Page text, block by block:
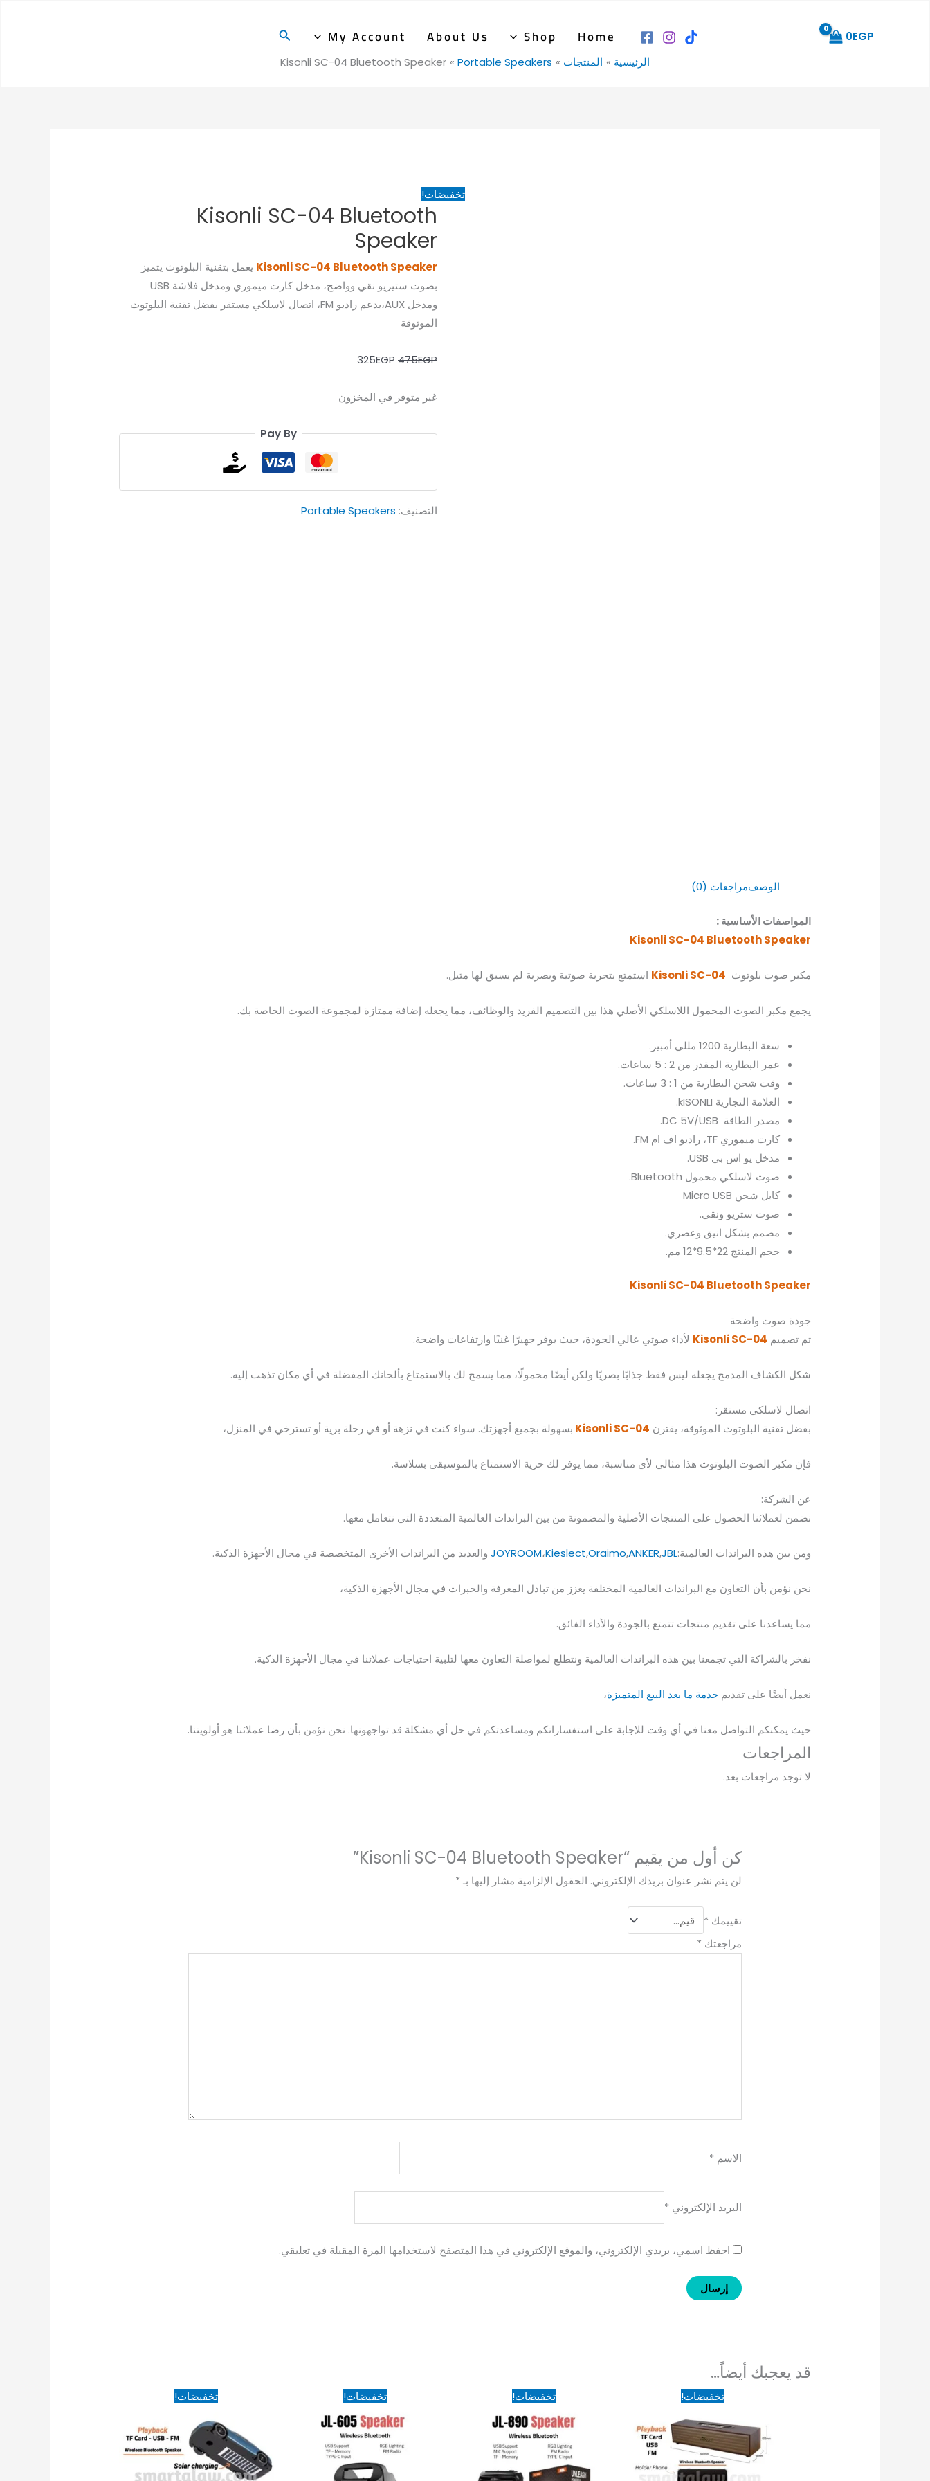
0EGP
Home
Shop
About Us
My Account البحث
الرئيسية المنتجات Portable Speakers
Kisonli SC-04 Bluetooth Speaker
تخفيضات!
Kisonli SC-04 Bluetooth
Speaker
Kisonli SC-04 Bluetooth Speaker يعمل بتقنية البلوتوث يتميز
بصوت ستيريو نقي وواضح، مدخل كارت ميموري ومدخل فلاشة USB
ومدخل AUX،يدعم راديو FM، اتصال لاسلكي مستقر بفضل تقنية البلوتوث
الموثوقة
475EGP
475EGP.
325EGP
325EGP.
غير متوفر في المخزون
Pay By
التصنيف: Portable Speakers
الوصفمراجعات (0)
المواصفات الأساسية :
Kisonli SC-04 Bluetooth Speaker
مكبر صوت بلوتوث KisonliSC-04 استمتع بتجربة صوتية وبصرية لم يسبق لها مثيل.
يجمع مكبر الصوت المحمول اللاسلكي الأصلي هذا بين التصميم الفريد والوظائف، مما يجعله إضافة ممتازة لمجموعة الصوت الخاصة بك.
سعة البطارية 1200 مللي أمبير.
عمر البطارية المقدر من 2 : 5 ساعات.
وقت شحن البطارية من 1 : 3 ساعات.
العلامة التجارية kISONLI.
مصدر الطاقة DC 5V/USB.
كارت ميموري TF، راديو اف ام FM.
مدخل يو اس بي USB.
صوت لاسلكي محمول Bluetooth.
كابل شحن Micro USB
صوت ستريو ونقي.
مصمم بشكل انيق وعصري.
حجم المنتج 22*9.5*12 مم.
Kisonli SC-04 Bluetooth Speaker
جودة صوت واضحة
تم تصميم
Kisonli SC-04 لأداء صوتي عالي الجودة، حيث يوفر جهيرًا غنيًا وارتفاعات واضحة.
شكل الكشاف المدمج يجعله ليس فقط جذابًا بصريًا ولكن أيضًا محمولًا، مما يسمح لك بالاستمتاع بألحانك المفضلة في أي مكان تذهب إليه.
اتصال لاسلكي مستقر:
بفضل تقنية البلوتوث الموثوقة، يقترن
KisonliSC-04 بسهولة بجميع أجهزتك. سواء كنت في نزهة أو في رحلة برية أو تسترخي في المنزل،
فإن مكبر الصوت البلوتوث هذا مثالي لأي مناسبة، مما يوفر لك حرية الاستمتاع بالموسيقى بسلاسة.
عن الشركة:
نضمن لعملائنا الحصول على المنتجات الأصلية والمضمونة من بين البراندات العالمية المتعددة التي نتعامل معها.
ومن بين هذه البراندات العالمية: JOYROOM،Kieslect,Oraimo,ANKER,JBL والعديد من البراندات الأخرى المتخصصة في مجال الأجهزة الذكية.
نحن نؤمن بأن التعاون مع البراندات العالمية المختلفة يعزز من تبادل المعرفة والخبرات في مجال الأجهزة الذكية،
مما يساعدنا على تقديم منتجات تتمتع بالجودة والأداء الفائق.
نفخر بالشراكة التي تجمعنا بين هذه البراندات العالمية ونتطلع لمواصلة التعاون معها لتلبية احتياجات عملائنا في مجال الأجهزة الذكية.
نعمل أيضًا على تقديمخدمة ما بعد البيع المتميزة،
حيث يمكنكم التواصل معنا في أي وقت للإجابة على استفساراتكم ومساعدتكم في حل أي مشكلة قد تواجهونها. نحن نؤمن بأن رضا عملائنا هو أولويتنا.
المراجعات
لا توجد مراجعات بعد.
كن أول من يقيم “Kisonli SC-04 Bluetooth Speaker”
لن يتم نشر عنوان بريدك الإلكتروني. الحقول الإلزامية مشار إليها بـ *
تقييمك *
مراجعتك *
الاسم *
البريد الإلكتروني *
احفظ اسمي، بريدي الإلكتروني، والموقع الإلكتروني في هذا المتصفح لاستخدامها المرة المقبلة في تعليقي.
قد يعجبك أيضاً…
تخفيضات!
السعر
الأصلي
775EGP.
السعر
الحالي
675EGP.
تخفيضات!
السعر
الأصلي
هو:
1,250EGP.
السعر
الحالي
هو:
950EGP.
تخفيضات!
السعر
الأصلي
هو:
595EGP.
السعر
الحالي
هو:
450EGP.
تخفيضات!
السعر
الأصلي
990EGP.
السعر
الحالي
590EGP.